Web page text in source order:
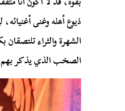
ذيوع أهله وغنى
الشهرة والثراء
الصخب الذي يذكر بهم